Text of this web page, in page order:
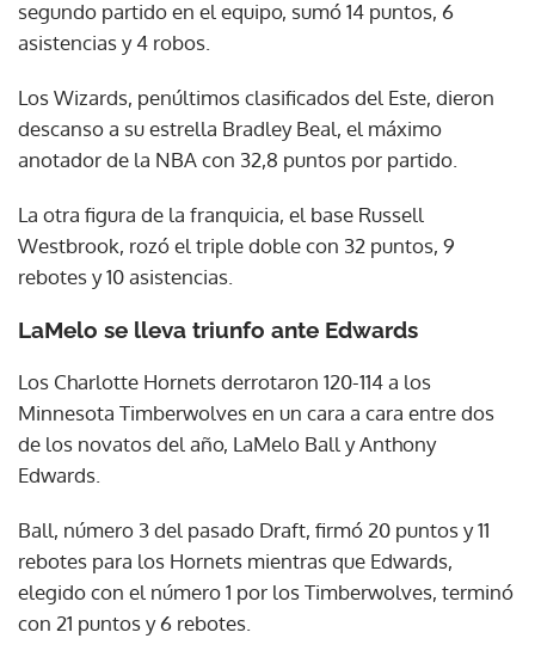
segundo partido en el equipo, sumó 14 puntos, 6
asistencias y 4 robos.
Los Wizards, penúltimos clasificados del Este, dieron
descanso a su estrella Bradley Beal, el máximo
anotador de la NBA con 32,8 puntos por partido.
La otra figura de la franquicia, el base Russell
Westbrook, rozó el triple doble con 32 puntos, 9
rebotes y 10 asistencias.
LaMelo se lleva triunfo ante Edwards
Los Charlotte Hornets derrotaron 120-114 a los
Minnesota Timberwolves en un cara a cara entre dos
de los novatos del año, LaMelo Ball y Anthony
Edwards.
Ball, número 3 del pasado Draft, firmó 20 puntos y 11
rebotes para los Hornets mientras que Edwards,
elegido con el número 1 por los Timberwolves, terminó
con 21 puntos y 6 rebotes.